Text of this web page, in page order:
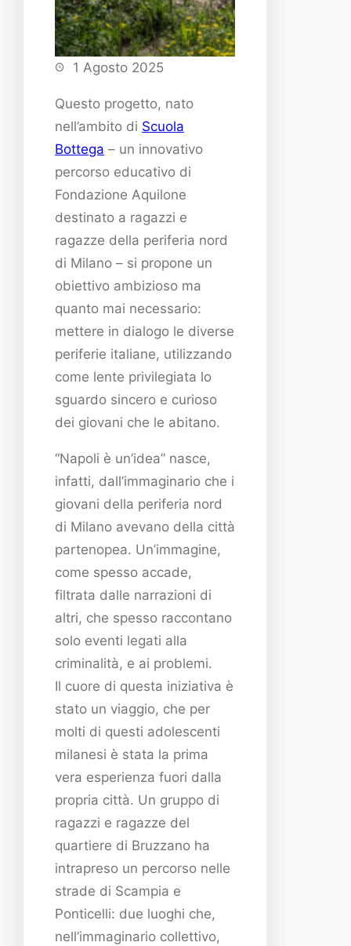
1 Agosto 2025
Questo progetto, nato
nell’ambito di Scuola
Bottega – un innovativo
percorso educativo di
Fondazione Aquilone
destinato a ragazzi e
ragazze della periferia nord
di Milano – si propone un
obiettivo ambizioso ma
quanto mai necessario:
mettere in dialogo le diverse
periferie italiane, utilizzando
come lente privilegiata lo
sguardo sincero e curioso
dei giovani che le abitano.
“Napoli è un’idea” nasce,
infatti, dall’immaginario che i
giovani della periferia nord
di Milano avevano della città
partenopea. Un’immagine,
come spesso accade,
filtrata dalle narrazioni di
altri, che spesso raccontano
solo eventi legati alla
criminalità, e ai problemi.
Il cuore di questa iniziativa è
stato un viaggio, che per
molti di questi adolescenti
milanesi è stata la prima
vera esperienza fuori dalla
propria città. Un gruppo di
ragazzi e ragazze del
quartiere di Bruzzano ha
intrapreso un percorso nelle
strade di Scampia e
Ponticelli: due luoghi che,
nell’immaginario collettivo,